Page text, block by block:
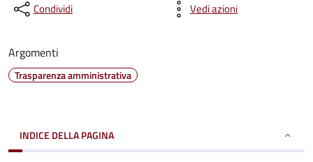
Condividi Vedi azioni
Argomenti
Trasparenza amministrativa
INDICE DELLA PAGINA